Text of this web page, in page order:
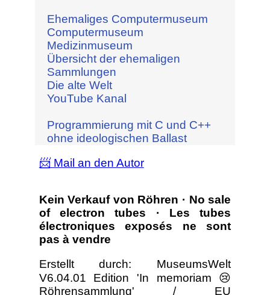
Ehemaliges Computermuseum
Computermuseum
Medizinmuseum
Übersicht der ehemaligen
Sammlungen
Die alte Welt
YouTube Kanal
Programmierung mit C und C++
ohne ideologischen Ballast
📨 Mail an den Autor
Kein Verkauf von Röhren · No sale
of electron tubes · Les tubes
électroniques exposés ne sont
pas à vendre
Erstellt durch: MuseumsWelt
V6.04.01 Edition 'In memoriam 😢
Röhrensammlung' / EU